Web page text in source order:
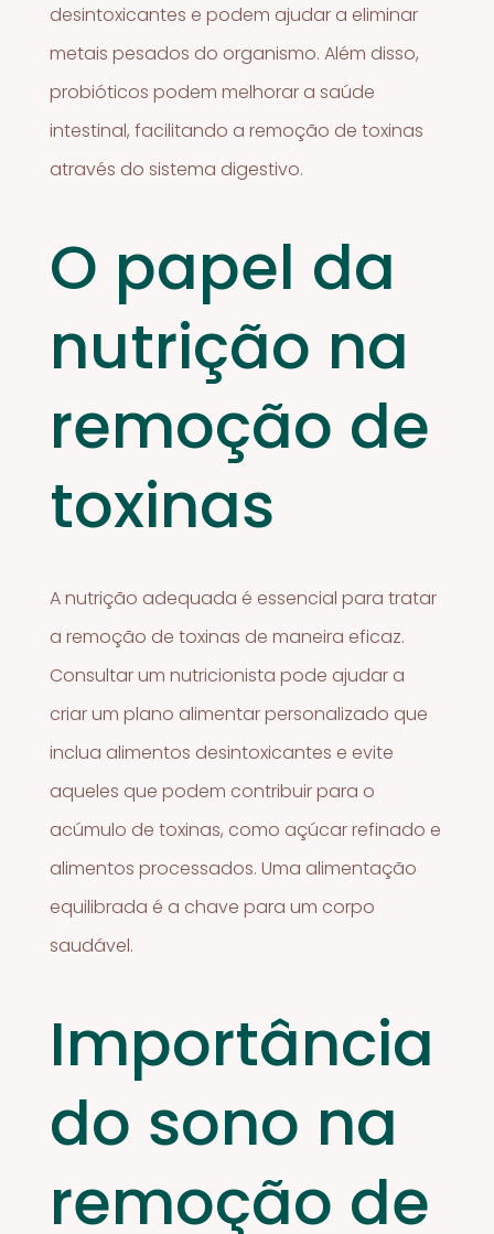
desintoxicantes e podem ajudar a eliminar
metais pesados do organismo. Além disso,
probióticos podem melhorar a saúde
intestinal, facilitando a remoção de toxinas
através do sistema digestivo.
O papel da
nutrição na
remoção de
toxinas
A nutrição adequada é essencial para tratar
a remoção de toxinas de maneira eficaz.
Consultar um nutricionista pode ajudar a
criar um plano alimentar personalizado que
inclua alimentos desintoxicantes e evite
aqueles que podem contribuir para o
acúmulo de toxinas, como açúcar refinado e
alimentos processados. Uma alimentação
equilibrada é a chave para um corpo
saudável.
Importância
do sono na
remoção de